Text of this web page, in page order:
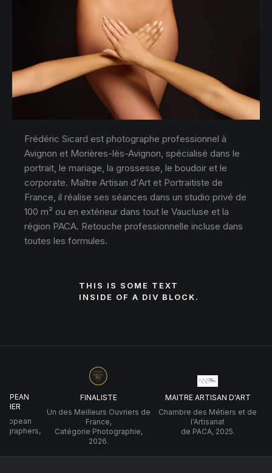
Frédéric Sicard est photographe professionnel à
Avignon et Morières-lès-Avignon, spécialisé dans le
portrait, le mariage, la grossesse, le boudoir et le
corporate. Maître Artisan d'Art et Portraitiste de
France, il réalise ses séances dans un studio privé de
100 m² ou en extérieur dans tout le Vaucluse et la
région PACA. Retouche professionnelle incluse dans
toutes les formules.
THIS IS SOME TEXT
INSIDE OF A DIV BLOCK.
MAITRE ARTISAN D'ART
Chambre des Métiers et de
l'Artisanat
de PACA, 2025.
FINALISTE
Un des Meilleurs Ouvriers de
France,
Catégorie Photographie,
2026.